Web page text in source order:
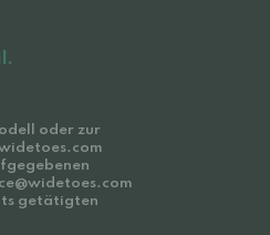
oder zur
getätigten